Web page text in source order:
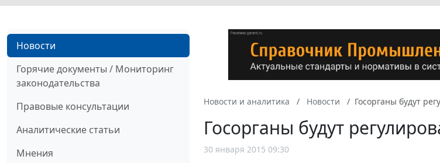
Новости
Горячие документы / Мониторинг
законодательства
Правовые консультации
Аналитические статьи
Мнения
Новости и аналитика Новости Госорганы будут
Госорганы будут
30 января 2015 09:30